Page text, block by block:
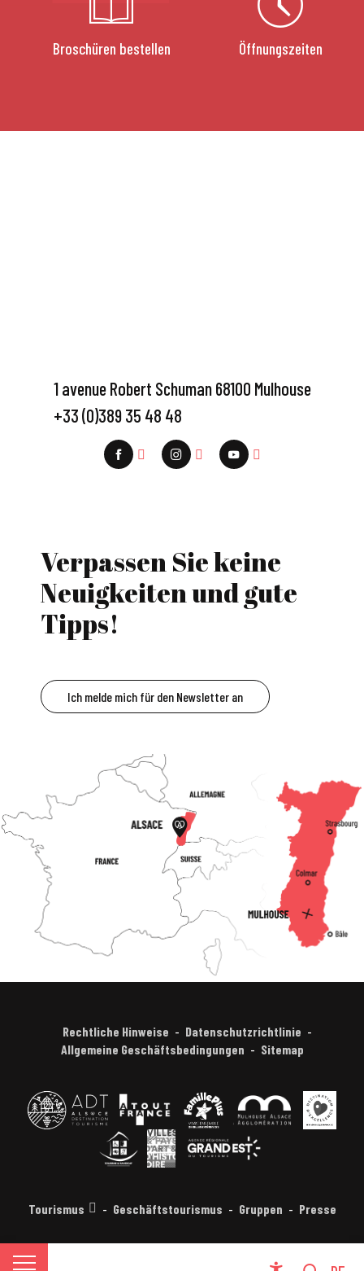
FR
Broschüren bestellen Öffnungszeiten
1 avenue Robert Schuman 68100 Mulhouse
+33 (0)389 35 48 48
Verpassen Sie keine
Neuigkeiten und gute
Tipps!
Ich melde mich für den Newsletter an
Rechtliche Hinweise
Datenschutzrichtlinie
Allgemeine Geschäftsbedingungen
Sitemap
Tourismus Geschäftstourismus Gruppen Presse